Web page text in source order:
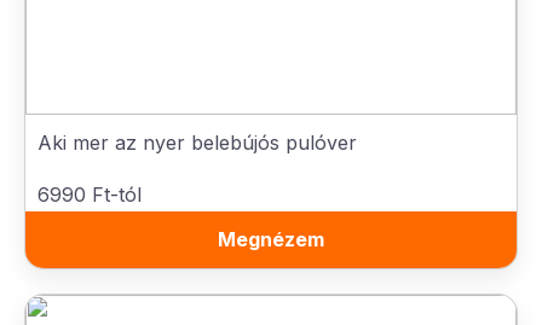
Aki mer az nyer belebújós pulóver
6990 Ft-tól
Megnézem